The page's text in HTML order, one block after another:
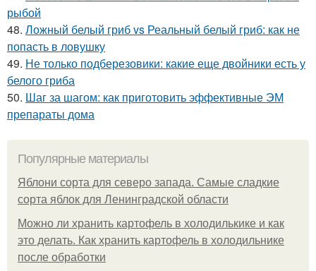
рыбой
48. Ложный белый гриб vs Реальный белый гриб: как не
попасть в ловушку
49. Не только подберезовики: какие еще двойники есть у
белого гриба
50. Шаг за шагом: как приготовить эффективные ЭМ
препараты дома
Популярные материалы
Яблони сорта для северо запада. Самые сладкие
сорта яблок для Ленинградской области
Можно ли хранить картофель в холодилькике и как
это делать. Как хранить картофель в холодильнике
после обработки